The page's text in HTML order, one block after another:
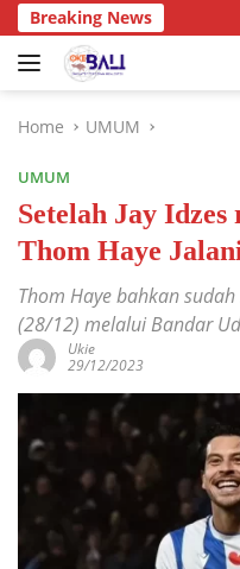
Breaking News
Home UMUM
UMUM
Setelah Jay
Thom Haye
Thom Haye bahkan
(28/12) melalui Bandar
Ukie
29/12/2023